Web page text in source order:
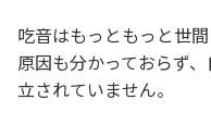
吃音はもっともっと世
原因も分かっておらず
立されていません。